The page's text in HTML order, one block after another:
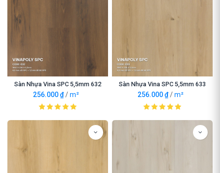
Sàn Nhựa Vina SPC 5,5mm 632
256.000₫ /m²
Sàn Nhựa Vina SPC 5,5mm 633
256.000₫ /m²